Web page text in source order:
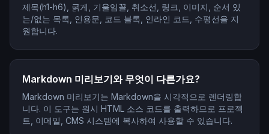
제목(h1-h6), 굵게, 기울임꼴, 취소선, 링크, 이미지, 순서 있
는/없는 목록, 인용문, 코드 블록, 인라인 코드, 수평선을 지
원합니다.
Markdown 미리보기와 무엇이 다른가요?
Markdown 미리보기는 Markdown을 시각적으로 렌더링합
니다. 이 도구는 원시 HTML 소스 코드를 출력하므로 프로젝
트, 이메일, CMS 시스템에 복사하여 사용할 수 있습니다.